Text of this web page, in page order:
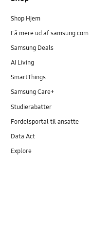
Shop Hjem
Få mere ud af samsung.com
Samsung Deals
AI Living
SmartThings
Samsung Care+
Studierabatter
Fordelsportal til ansatte
Data Act
Explore